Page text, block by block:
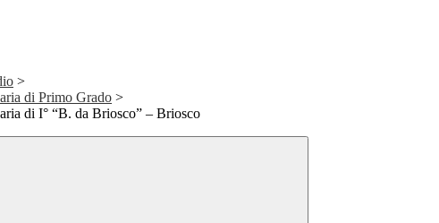
>
di Primo Grado >
di I° “B. da Briosco” – Briosco